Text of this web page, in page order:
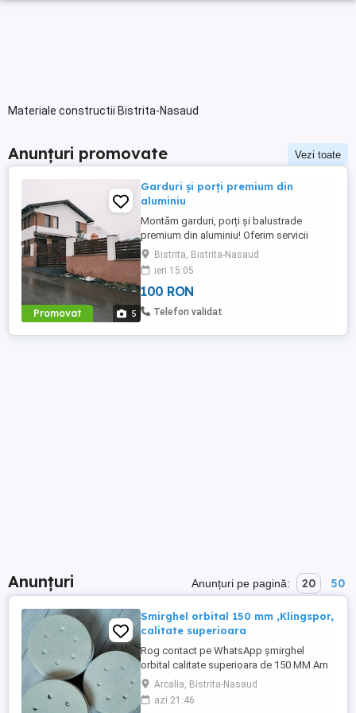
Materiale constructii Bistrita-Nasaud
Anunțuri promovate Vezi toate
Promovat 5
Garduri și porți premium din
aluminiu
Montăm garduri, porți și balustrade
premium din aluminiu! Oferim servicii
complete de: - Montaj garduri din aluminiu
- Porți pietonale și porți auto - Balustrade
din aluminiu Lucrăm cu materiale de
calitate, durabile, rezistente la intemperii și
cu un design modern. Oferim 15 ani
Bistrita, Bistrita-Nasaud
ieri 15:05
100 RON
Telefon validat
Anunțuri Anunțuri pe pagină: 20 50
Smirghel orbital 150 mm ,Klingspor,
calitate superioara
Rog contact pe WhatsApp șmirghel
orbital calitate superioara de 150 MM Am
următoarele granulații: P 40,60,80,12 Cutia
are 100 de bucati
Arcalia, Bistrita-Nasaud
azi 21:46